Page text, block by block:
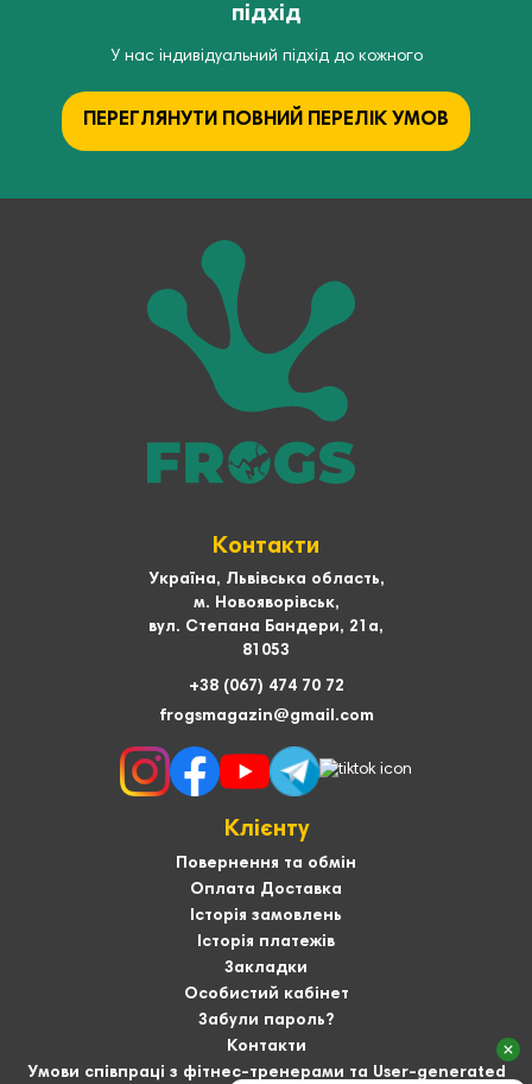
підхід
У нас індивідуальний підхід до кожного
ПЕРЕГЛЯНУТИ ПОВНИЙ ПЕРЕЛІК УМОВ
Контакти
Україна, Львівська область,
м. Новояворівськ,
вул. Степана Бандери, 21а,
81053
+38 (067) 474 70 72
frogsmagazin@gmail.com
Клієнту
Повернення та обмін
Оплата Доставка
Історія замовлень
Історія платежів
Закладки
Особистий кабінет
Забули пароль?
Контакти
Умови співпраці з фітнес-тренерами та User-generated